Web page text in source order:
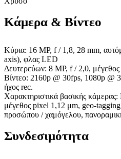
Κάμερα & Βίντεο
Κύρια: 16 MP, f / 1,8, 28 mm,
axis), φλας LED
Δευτερεύων: 8 MP, f / 2,0, μέγεθος
Βίντεο: 2160p @ 30fps, 1080p @
ήχος rec.
Χαρακτηριστικά βασικής
μέγεθος pixel 1,12 μm, geo-
προσώπου / χαμόγελου,
Συνδεσιμότητα